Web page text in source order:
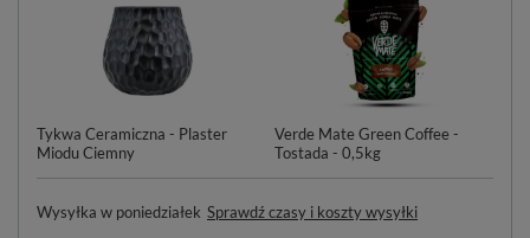
Tykwa Ceramiczna - Plaster
Miodu Ciemny
Verde Mate Green Coffee -
Tostada - 0,5kg
Wysyłka w poniedziałek Sprawdź czasy i koszty wysyłki